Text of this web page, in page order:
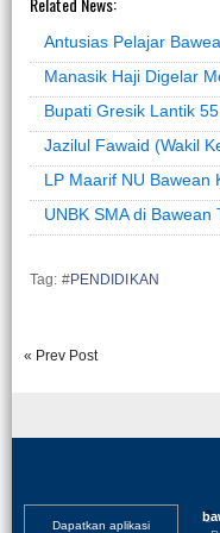
Antusias Pelajar
Manasik Haji Digelar
Bupati Gresik Lantik
Jazilul Fawaid (Wakil
LP Maarif NU Bawean
UNBK SMA di
Tag: #PENDIDIKAN
« Prev Post
Dapatkan aplikasi